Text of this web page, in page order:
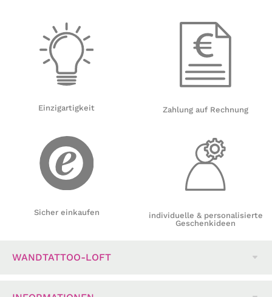
Einzigartigkeit
Sicher einkaufen
Zahlung auf Rechnung
individuelle & personalisierte
Geschenkideen
WANDTATTOO-LOFT